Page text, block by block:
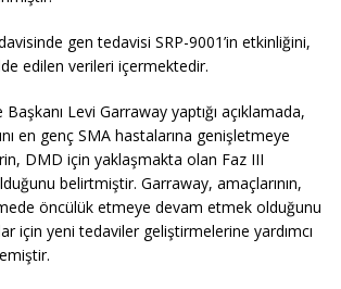
gen tedavisi SRP-9001’in etkinliğini,
edilen verileri içermektedir.
Levi Garraway yaptığı açıklamada,
en genç SMA hastalarına genişletmeye
DMD için yaklaşmakta olan Faz III
belirtmiştir. Garraway, amaçlarının,
öncülük etmeye devam etmek olduğunu
için yeni tedaviler geliştirmelerine yardımcı